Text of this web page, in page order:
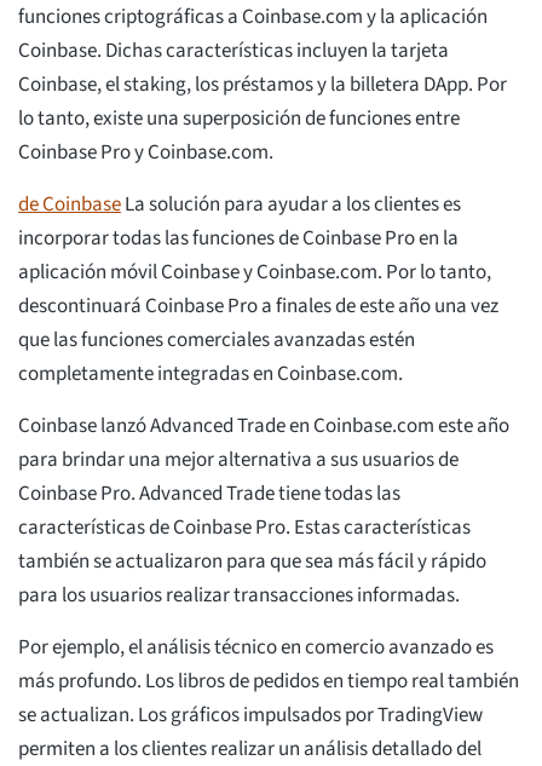
funciones criptográficas a Coinbase.com y la aplicación
Coinbase. Dichas características incluyen la tarjeta
Coinbase, el staking, los préstamos y la billetera DApp. Por
lo tanto, existe una superposición de funciones entre
Coinbase Pro y Coinbase.com.
de CoinbaseLa solución para ayudar a los clientes es
incorporar todas las funciones de Coinbase Pro en la
aplicación móvil Coinbase y Coinbase.com. Por lo tanto,
descontinuará Coinbase Pro a finales de este año una vez
que las funciones comerciales avanzadas estén
completamente integradas en Coinbase.com.
Coinbase lanzó Advanced Trade en Coinbase.com este año
para brindar una mejor alternativa a sus usuarios de
Coinbase Pro. Advanced Trade tiene todas las
características de Coinbase Pro. Estas características
también se actualizaron para que sea más fácil y rápido
para los usuarios realizar transacciones informadas.
Por ejemplo, el análisis técnico en comercio avanzado es
más profundo. Los libros de pedidos en tiempo real también
se actualizan. Los gráficos impulsados por TradingView
permiten a los clientes realizar un análisis detallado del